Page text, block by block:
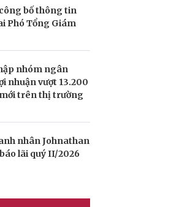
bố thông tin
Phó Tổng Giám
nhóm ngân
nhuận vượt 13.200
trên thị trường
nhân Johnathan
lãi quý II/2026